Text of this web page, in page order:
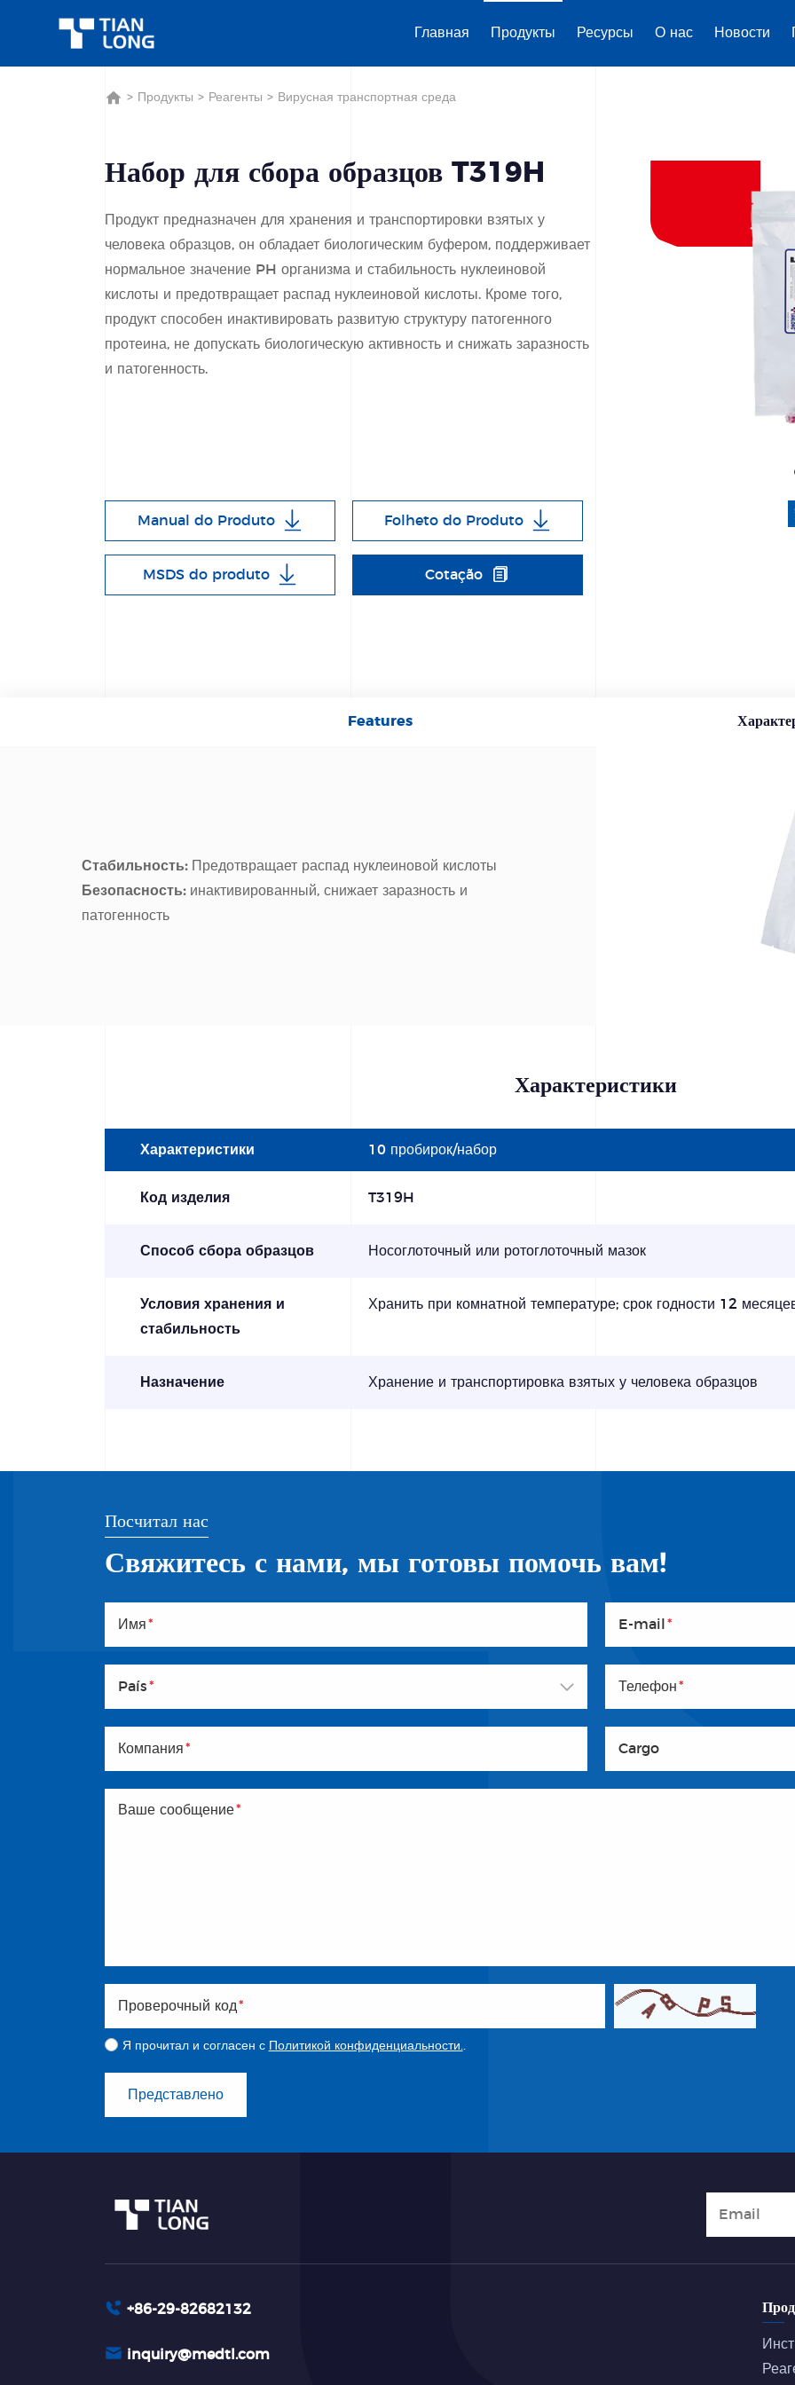
Главная Продукты Ресурсы О нас Новости
> Продукты > Реагенты > Вирусная транспортная среда
Набор для сбора образцов T319H
Продукт предназначен для хранения и транспортировки взятых у
человека образцов, он обладает биологическим буфером, поддерживает
нормальное значение PH организма и стабильность нуклеиновой
кислоты и предотвращает распад нуклеиновой кислоты. Кроме того,
продукт способен инактивировать развитую структуру патогенного
протеина, не допускать биологическую активность и снижать заразность
и патогенность.
Manual do Produto Folheto do Produto
MSDS do produto Cotação
Features
Стабильность: Предотвращает распад нуклеиновой кислоты
Безопасность: инактивированный, снижает заразность и
патогенность
Характеристики
Характеристики 10 пробирок/набор
Код изделия T319H
Способ сбора образцов Носоглоточный или ротоглоточный мазок
Условия хранения и
стабильность
Хранить при комнатной температуре; срок годности 12
Назначение Хранение и транспортировка взятых у человека образцов
Посчитал нас
Свяжитесь с нами, мы готовы помочь вам!
Имя* E-mail *
País* Телефон*
Компания* Cargo
Ваше сообщение*
Проверочный код*
Я прочитал и согласен с Политикой конфиденциальности..
Представлено
+86-29-82682132
inquiry@medtl.com